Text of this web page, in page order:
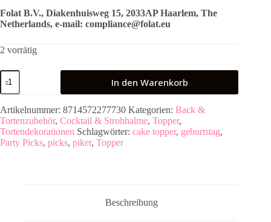
Folat B.V., Diakenhuisweg 15, 2033AP Haarlem, The
Netherlands, e-mail: compliance@folat.eu
2 vorrätig
Picks
Regenschirm
-
Stripetastic
-
10
Stück
Menge
In den Warenkorb
Artikelnummer: 8714572277730 Kategorien: Back &
Tortenzubehör, Cocktail & Strohhalme, Topper,
Tortendekorationen Schlagwörter: cake topper, geburtstag,
Party Picks, picks, piker, Topper
Beschreibung